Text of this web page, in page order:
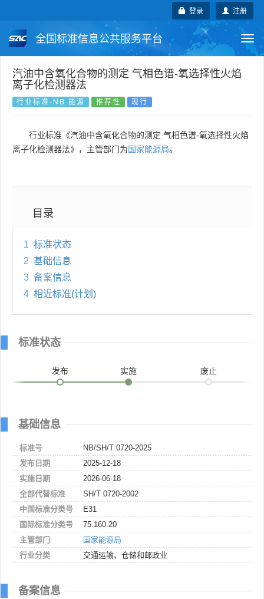
注册
登录
全国标准信息公共服务平台
国家标准 行业标准 地方标准
团体标准 企业标准
国外标准 技术委员会
汽油中含氧化合物的测定 气相色谱-氧选择性火焰
离子化检测器法
行业标准-NB 能源 推荐性 现行
行业标准《汽油中含氧化合物的测定 气相色谱-氧选择性火焰
离子化检测器法》，主管部门为国家能源局。
目录
1 标准状态
2 基础信息
3 备案信息
4 相近标准(计划)
标准状态
发布 实施 废止
基础信息
标准号
NB/SH/T 0720-2025
发布日期
2025-12-18
实施日期
2026-06-18
全部代替标准
SH/T 0720-2002
中国标准分类号
E31
国际标准分类号
75.160.20
主管部门
国家能源局
行业分类
交通运输、仓储和邮政业
备案信息